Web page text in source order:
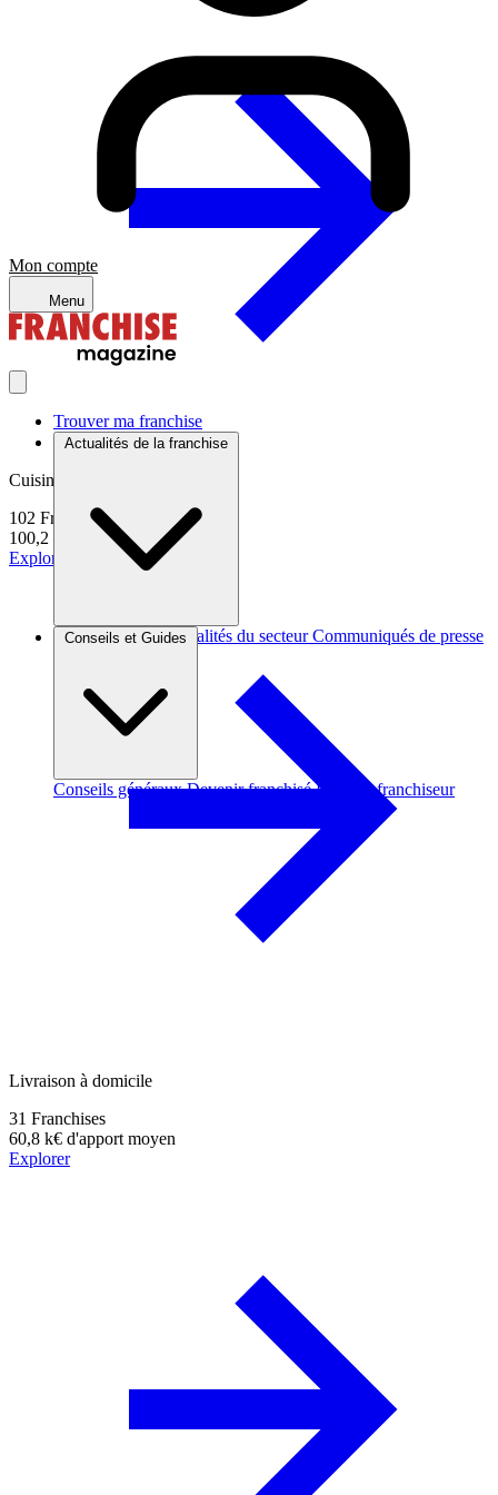
Mon compte
Menu
Trouver ma franchise
Actualités de la franchise
Brèves et actus Actualités du secteur Communiqués de presse
Conseils et Guides
Conseils généraux Devenir franchisé Devenir franchiseur
Cuisine du monde
102 Franchises
100,2 k€
d'apport moyen
Explorer
Livraison à domicile
31 Franchises
60,8 k€ d'apport moyen
Explorer